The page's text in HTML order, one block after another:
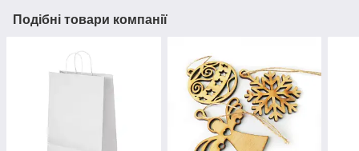
Подібні товари компанії